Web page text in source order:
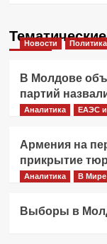
Новости Политика
В Молдове
партий
Аналитика ЕАЭС
Армения на
прикрытие
Аналитика В Мире
Выборы в